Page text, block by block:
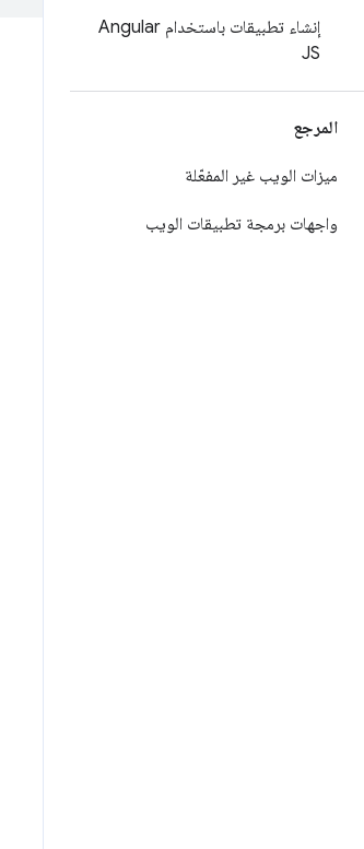
إنشاء تطبيقات باستخدام Angular
JS
المرجع
ميزات الويب غير المفعّلة
واجهات برمجة تطبيقات الويب